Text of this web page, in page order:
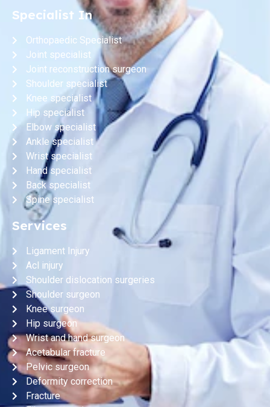
Specialist In
Orthopaedic Specialist
Joint specialist
Joint reconstruction surgeon
Shoulder specialist
Knee specialist
Hip specialist
Elbow specialist
Ankle specialist
Wrist specialist
Hand specialist
Back specialist
Spine specialist
Services
Ligament Injury
Acl injury
Shoulder dislocation surgeries
Shoulder surgeon
Knee surgeon
Hip surgeon
Wrist and hand surgeon
Acetabular fracture
Pelvic surgeon
Deformity correction
Fracture